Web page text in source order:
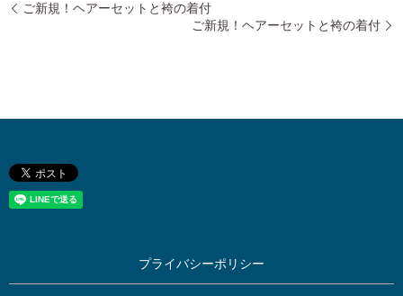
ご新規！ヘアーセットと袴の着付
ご新規！ヘアーセットと袴の着付
プライバシーポリシー